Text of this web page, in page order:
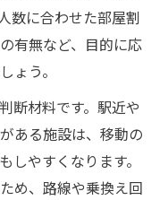
数に合わせた部屋割
有無など、目的に応
ょう。
断材料です。駅近や
ある施設は、移動の
しやすくなります。
め、路線や乗換え回